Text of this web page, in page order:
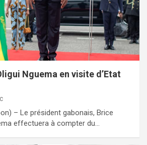
Nguema en visite d’Etat
– Le président gabonais, Brice
effectuera à compter du…